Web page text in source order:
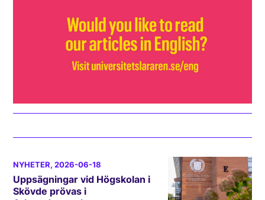
NYHETER, 2026-06-18
Uppsägningar vid Högskolan i
Skövde prövas i